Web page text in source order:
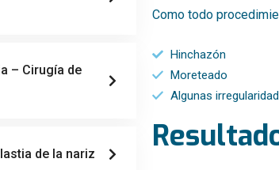
– Cirugía de
de la nariz
Como todo
Hinchazón
Moreteado
Algunas